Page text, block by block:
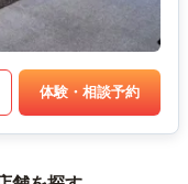
体験・相談予約